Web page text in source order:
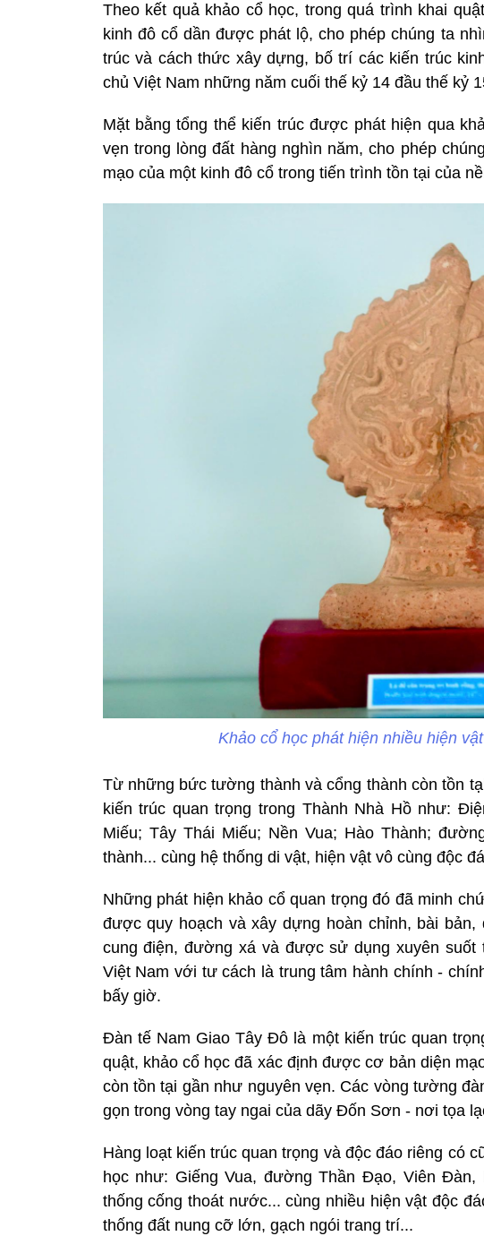
Theo kết quả khảo cổ học, trong quá trình khai
kinh đô cổ dần được phát lộ, cho phép chúng ta
trúc và cách thức xây dựng, bố trí các kiến trúc
chủ Việt Nam những năm cuối thế kỷ 14 đầu thế kỷ
Mặt bằng tổng thể kiến trúc được phát hiện qua
vẹn trong lòng đất hàng nghìn năm, cho phép
mạo của một kinh đô cổ trong tiến trình tồn tại của
Khảo cổ học phát hiện nhiều hiện
Từ những bức tường thành và cổng thành còn tồn
kiến trúc quan trọng trong Thành Nhà Hồ như:
Miếu; Tây Thái Miếu; Nền Vua; Hào Thành;
thành... cùng hệ thống di vật, hiện vật vô cùng độc
Những phát hiện khảo cổ quan trọng đó đã minh
được quy hoạch và xây dựng hoàn chỉnh, bài
cung điện, đường xá và được sử dụng xuyên suốt
Việt Nam với tư cách là trung tâm hành chính -
bấy giờ.
Đàn tế Nam Giao Tây Đô là một kiến trúc quan
quật, khảo cổ học đã xác định được cơ bản diện
còn tồn tại gần như nguyên vẹn. Các vòng tường
gọn trong vòng tay ngai của dãy Đốn Sơn - nơi tọa
Hàng loạt kiến trúc quan trọng và độc đáo riêng có
học như: Giếng Vua, đường Thần Đạo, Viên
thống cống thoát nước... cùng nhiều hiện vật độc
thống đất nung cỡ lớn, gạch ngói trang trí...